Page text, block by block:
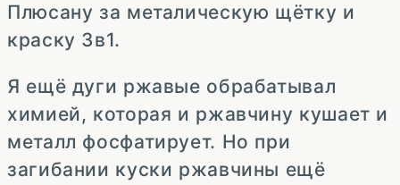
Плюсану за металическую щётку и
краску 3в1.
Я ещё дуги ржавые обрабатывал
химией, которая и ржавчину кушает и
металл фосфатирует. Но при
загибании куски ржавчины ещё